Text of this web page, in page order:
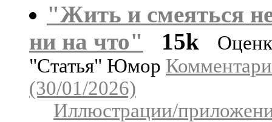
"Жить и смеяться
ни на что"
15k
"Статья" Юмор
(30/01/2026)
Иллюстрации/